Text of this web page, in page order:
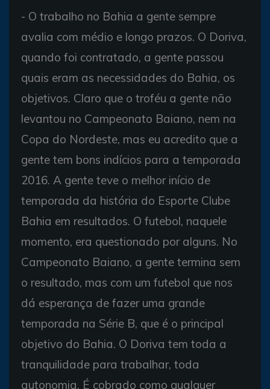
- O trabalho no Bahia a gente sempre
avalia com médio e longo prazos. O Doriva,
quando foi contratado, a gente passou
quais eram as necessidades do Bahia, os
objetivos. Claro que o troféu a gente não
levantou no Campeonato Baiano, nem na
Copa do Nordeste, mas eu acredito que a
gente tem bons indícios para a temporada
2016. A gente teve o melhor início de
temporada da história do Esporte Clube
Bahia em resultados. O futebol, naquele
momento, era questionado por alguns. No
Campeonato Baiano, a gente termina sem
o resultado, mas com um futebol que nos
dá esperança de fazer uma grande
temporada na Série B, que é o principal
objetivo do Bahia. O Doriva tem toda a
tranquilidade para trabalhar, toda
autonomia. É cobrado como qualquer